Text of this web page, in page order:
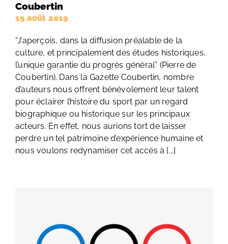
Coubertin
19 août 2019
“J’aperçois, dans la diffusion préalable de la
culture, et principalement des études historiques,
l’unique garantie du progrès général” (Pierre de
Coubertin). Dans la Gazette Coubertin, nombre
d’auteurs nous offrent bénévolement leur talent
pour éclairer l’histoire du sport par un regard
biographique ou historique sur les principaux
acteurs. En effet, nous aurions tort de laisser
perdre un tel patrimoine d’expérience humaine et
nous voulons redynamiser cet accès à [...]